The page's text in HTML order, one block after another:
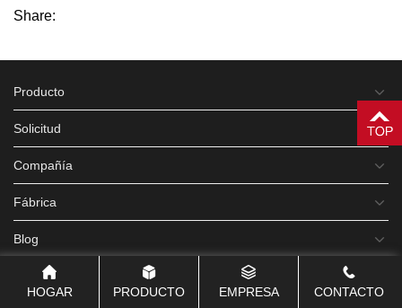
Share:
Producto
Solicitud
Compañía
Fábrica
Blog
Contacto
HOGAR
PRODUCTO EMPRESA CONTACTO